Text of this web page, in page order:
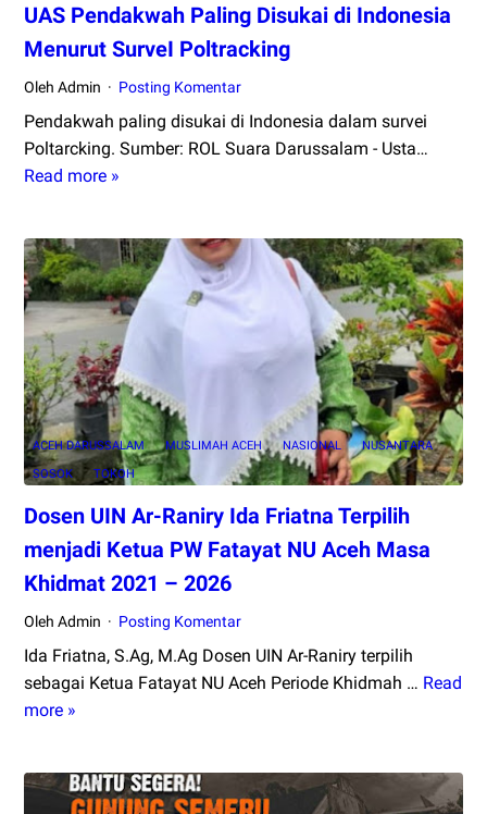
UAS Pendakwah Paling Disukai di Indonesia
Menurut SurveI Poltracking
Oleh Admin Posting Komentar
Pendakwah paling disukai di Indonesia dalam survei
Poltarcking. Sumber: ROL Suara Darussalam - Usta…
Read more »
Disukai
di
Indonesia
Menurut
SurveI
Poltracking
ACEH DARUSSALAM MUSLIMAH ACEH NASIONAL
NUSANTARA
SOSOK
TOKOH
Dosen UIN Ar-Raniry Ida Friatna Terpilih
menjadi Ketua PW Fatayat NU Aceh Masa
Khidmat 2021 – 2026
Oleh Admin Posting Komentar
Ida Friatna, S.Ag, M.Ag Dosen UIN Ar-Raniry terpilih
sebagai Ketua Fatayat NU Aceh Periode Khidmah … Read
more »
Dosen
Ida